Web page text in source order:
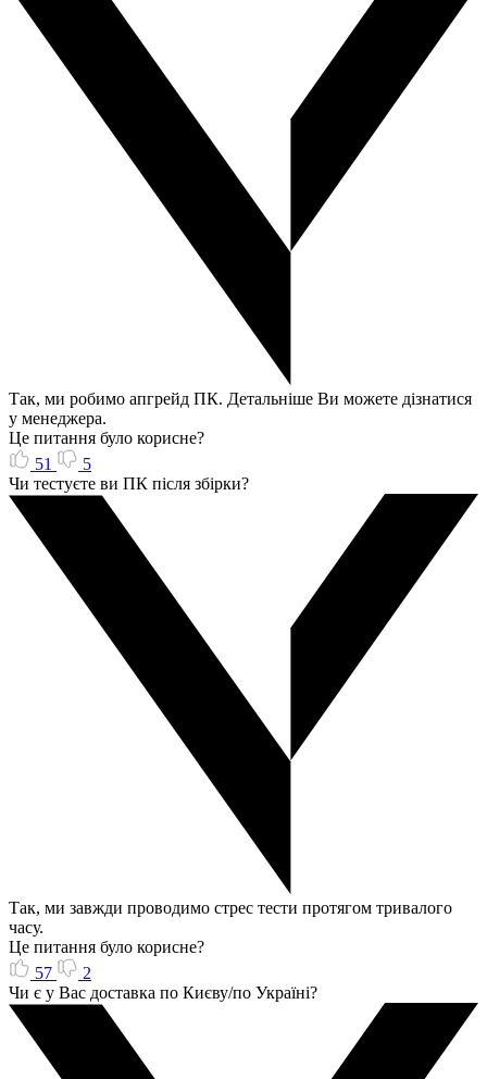
Так, ми робимо апгрейд ПК. Детальніше Ви можете дізнатися
у менеджера.
Це питання було корисне?
51
5
Чи тестуєте ви ПК після збірки?
Так, ми завжди проводимо стрес тести протягом тривалого
часу.
Це питання було корисне?
57
2
Чи є у Вас доставка по Києву/по Україні?